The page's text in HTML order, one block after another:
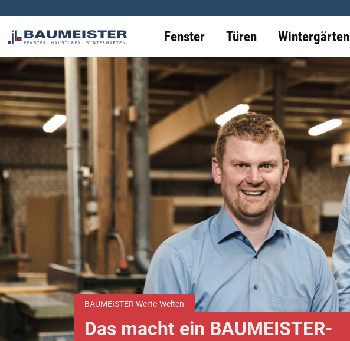
Fenster Türen Wintergärten
BAUMEISTER Werte-Welten
Das macht ein BAUMEISTER-